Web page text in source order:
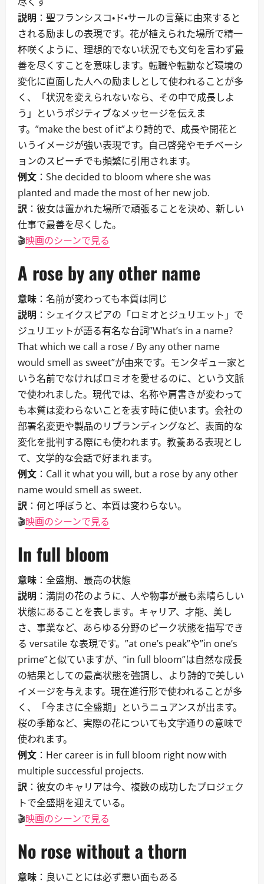
説明 ：聖フランシスコ・ド・サールの言葉に由来すると
される励ましの表現です。花が植えられた場所で精一
杯咲くように、理想的でない状況でも文句を言わず最
善を尽くすことを意味します。転職や転勤など環境の
変化に直面した人への励ましとして使われることが多
く、「状況を変えられないなら、その中で成長しよ
う」というポジティブなメッセージを伝えま
す。”make the best of it”より詩的で、成長や開花と
いうイメージが強い表現です。自己啓発やモチベーシ
ョンのスピーチでも頻繁に引用されます。
例文 ：She decided to bloom where she was
planted and made the most of her new job.
訳 ：彼女は置かれた場所で頑張ることを決め、新しい
仕事で最善を尽くした。
🎬映画のシーンで見る
A rose by any other name
意味 ：名前が変わっても本質は同じ
説明 ：シェイクスピアの「ロミオとジュリエット」で
ジュリエットが語る有名な台詞”What’s in a name?
That which we call a rose / By any other name
would smell as sweet”が由来です。モンタギュー家と
いう名前でなければロミオを愛せるのに、という文脈
で使われました。現代では、名称や肩書きが変わって
も本質は変わらないことを表す時に使います。会社の
部署名変更や製品のリブランディングなど、表面的な
変化を批判する際にも使われます。教養ある表現とし
て、文学的な会話で好まれます。
例文 ：Call it what you will, but a rose by any other
name would smell as sweet.
訳 ：何と呼ぼうと、本質は変わらない。
🎬映画のシーンで見る
In full bloom
意味 ：全盛期、最高の状態
説明 ：満開の花のように、人や物事が最も素晴らしい
状態にあることを表します。キャリア、才能、美し
さ、事業など、あらゆる分野のピーク状態を描写でき
る versatile な表現です。”at one’s peak”や”in one’s
prime”と似ていますが、”in full bloom”は自然な成長
の結果としての最高状態を強調し、より詩的で美しい
イメージを与えます。現在進行形で使われることが多
く、「今まさに全盛期」というニュアンスが出ます。
桜の季節など、実際の花についても文字通りの意味で
使われます。
例文 ：Her career is in full bloom right now with
multiple successful projects.
訳 ：彼女のキャリアは今、複数の成功したプロジェク
トで全盛期を迎えている。
🎬映画のシーンで見る
No rose without a thorn
意味 ：良いことには必ず悪い面もある